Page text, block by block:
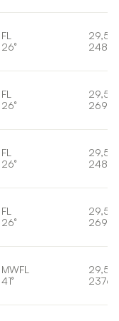
FL
26°
29,5W
FL
26°
29,5W
FL
26°
29,5W
FL
26°
29,5W
MWFL
41°
29,5W